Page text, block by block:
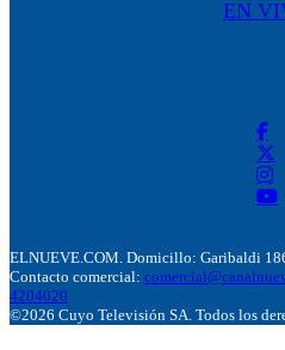
EN
ELNUEVE.COM. Domicillo: Garibaldi
Contacto comercial:
4204020
©2026 Cuyo Televisión SA. Todos los